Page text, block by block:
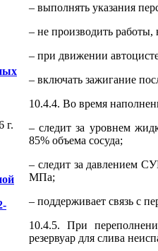
г.
– выполнять указания
– не производить
– при движении
– включать зажигание
10.4.4. Во время
– следит за уровнем
85% объема сосуда;
– следит за давлением
МПа;
– поддерживает связь с
10.4.5. При
резервуар для слива